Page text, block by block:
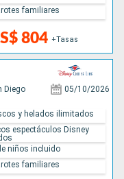
804 +Tasas
familiares
Diego 05/10/2026
y helados ilimitados
espectáculos Disney
niños incluido
familiares